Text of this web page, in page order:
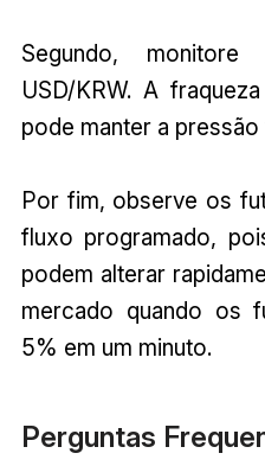
Segundo,
USD/KRW. A
pode manter a
Por fim, observe os
fluxo programado,
podem alterar
mercado quando os
5% em um minuto.
Perguntas